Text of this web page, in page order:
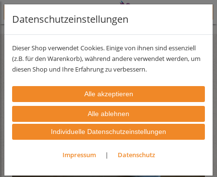
Lehmfarben Lehmfarbserie Pastell
Datenschutzeinstellungen
Dieser Shop verwendet Cookies. Einige von ihnen sind essenziell
(z.B. für den Warenkorb), während andere verwendet werden, um
diesen Shop und Ihre Erfahrung zu verbessern.
Individuelle Datenschutzeinstellungen
Impressum | Datenschutz